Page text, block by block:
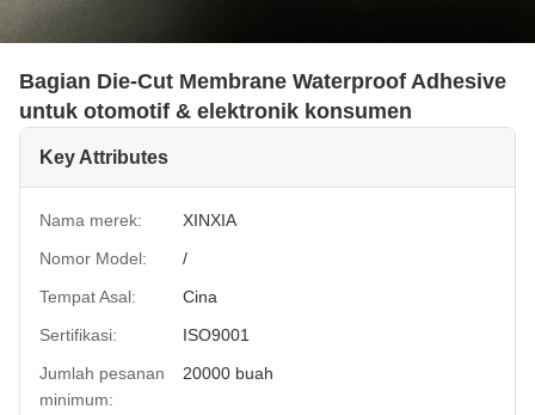
Bagian Die-Cut Membrane Waterproof Adhesive
untuk otomotif & elektronik konsumen
Key Attributes
Nama merek:
XINXIA
Nomor Model:
/
Tempat Asal:
Cina
Sertifikasi:
ISO9001
Jumlah pesanan
minimum:
20000 buah